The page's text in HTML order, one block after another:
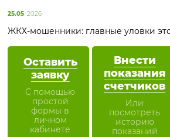
Оставить
заявку
С помощью
простой
формы в
личном
кабинете
Внести
показания
счетчиков
Или
посмотреть
историю
показаний
25.05 2026
ЖКХ-мошенники: главные уловки